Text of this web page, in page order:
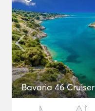
Bavaria 46 Cruiser